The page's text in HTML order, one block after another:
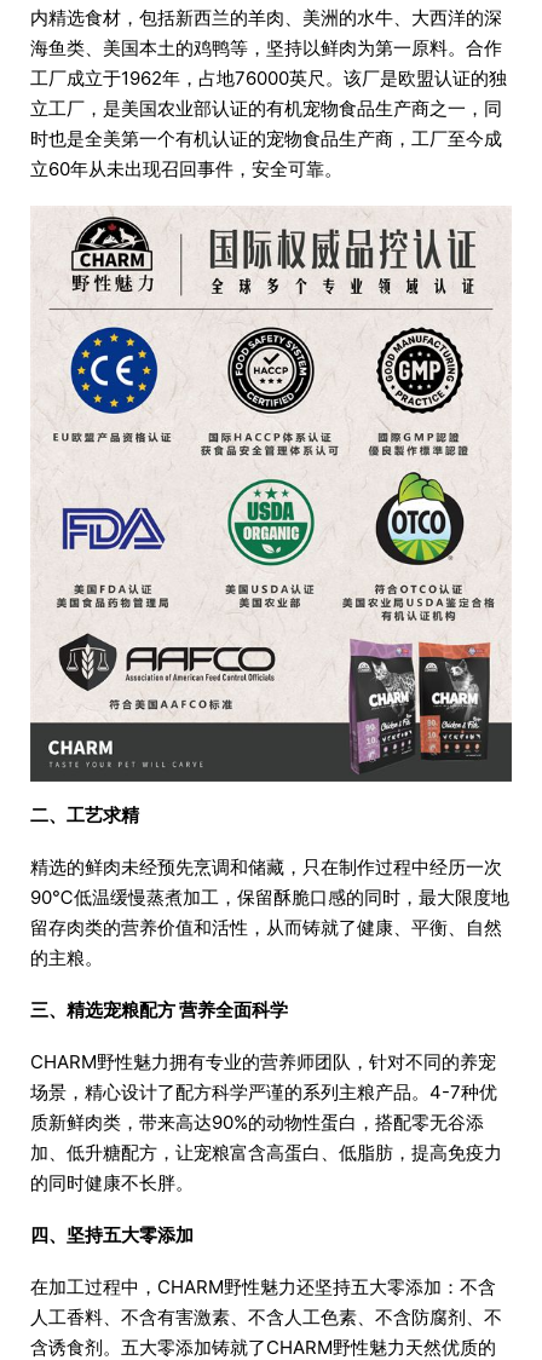
内精选食材，包括新西兰的羊肉、美洲的水牛、大西洋的深
海鱼类、美国本土的鸡鸭等，坚持以鲜肉为第一原料。合作
工厂成立于1962年，占地76000英尺。该厂是欧盟认证的独
立工厂，是美国农业部认证的有机宠物食品生产商之一，同
时也是全美第一个有机认证的宠物食品生产商，工厂至今成
立60年从未出现召回事件，安全可靠。
二、工艺求精
精选的鲜肉未经预先烹调和储藏，只在制作过程中经历一次
90℃低温缓慢蒸煮加工，保留酥脆口感的同时，最大限度地
留存肉类的营养价值和活性，从而铸就了健康、平衡、自然
的主粮。
三、精选宠粮配方 营养全面科学
CHARM野性魅力拥有专业的营养师团队，针对不同的养宠
场景，精心设计了配方科学严谨的系列主粮产品。4-7种优
质新鲜肉类，带来高达90%的动物性蛋白，搭配零无谷添
加、低升糖配方，让宠粮富含高蛋白、低脂肪，提高免疫力
的同时健康不长胖。
四、坚持五大零添加
在加工过程中，CHARM野性魅力还坚持五大零添加：不含
人工香料、不含有害激素、不含人工色素、不含防腐剂、不
含诱食剂。五大零添加铸就了CHARM野性魅力天然优质的